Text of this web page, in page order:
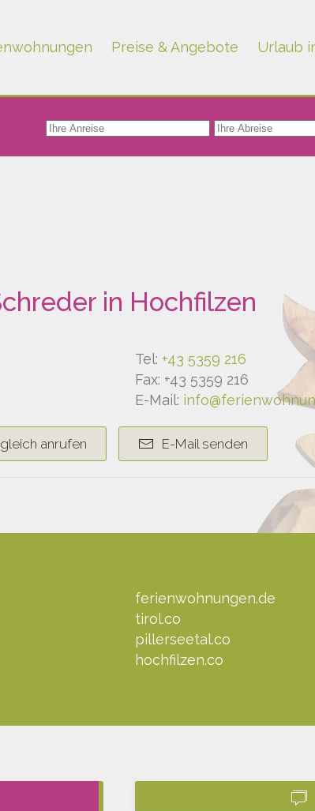
Preise & Angebote Urlaub
in Hochfilzen
Tel: +43 5359 216
Fax: +43 5359 216
E-Mail:
gleich anrufen E-Mail senden
ferienwohnungen.de
tirol.co
pillerseetal.co
hochfilzen.co